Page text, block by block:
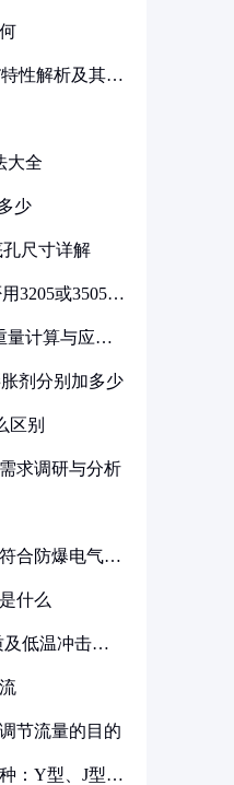
性解析及其在
大全
少
孔尺寸详解
3205或3505代
量计算与应用
剂分别加多少
区别
求调研与分析
合防爆电气设
什么
及低温冲击要
节流量的目的
：Y型、J型、